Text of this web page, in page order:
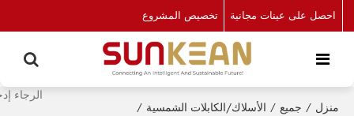
احصل على عينات مجانية تخصيص المشروع
منزل / جميع / الأسلاك/الكابلات الشمسية /